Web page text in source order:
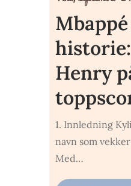
Henry
1. Innledning
navn som
Med…